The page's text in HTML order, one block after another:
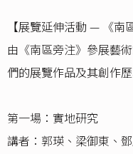
【展覽延伸活動 — 《南
由《南區旁注》參展藝
們的展覽作品及其創作
第一場：實地研究
講者：郭瑛、梁御東、